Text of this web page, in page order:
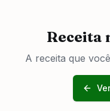
Receita
A receita que